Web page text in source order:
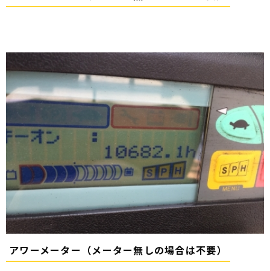
アワーメーター（メーター無しの場合は不要）